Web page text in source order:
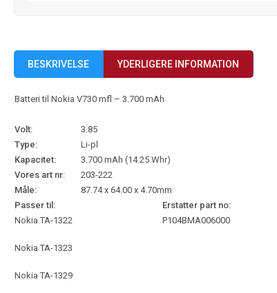
BESKRIVELSE YDERLIGERE INFORMATION
Batteri til Nokia V730 mfl – 3.700 mAh
Volt:
3.85
Type:
Li-pl
Kapacitet:
3.700 mAh (14.25 Whr)
Vores art nr:
203-222
Måle:
87.74 x 64.00 x 4.70mm
Passer til:
Erstatter part no:
Nokia TA-1322
Nokia TA-1323
Nokia TA-1329
P104BMA006000